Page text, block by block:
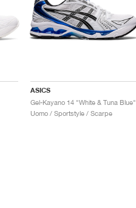
ASICS
Gel-Kayano 14 "White & Tuna Blue"
Uomo / Sportstyle / Scarpe